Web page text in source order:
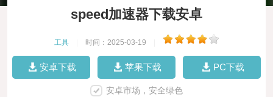
speed加速器下载安卓
工具 时间：2025-03-19
安卓下载 苹果下载 PC下载
安卓市场，安全绿色